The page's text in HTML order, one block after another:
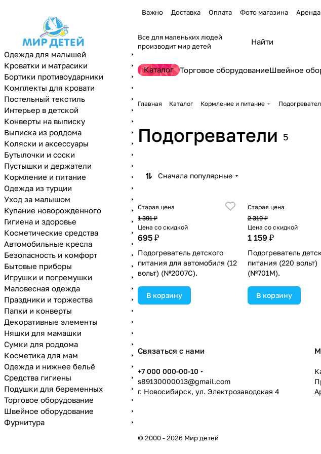
Важно Доставка Оплата Фото магазина Аренда
Все для маленьких людей
производит мир детей
Каталог Торговое оборудованиеШвейное
Главная Каталог Кормление и питание
Подогреватели 5
Сначала популярные
Старая цена
1 391 ₽
Цена со скидкой
695 ₽
Подогреватель детского
питания для автомобиля (12
вольт) (№2007С).
В корзину
Старая цена
2 319 ₽
Цена со скидкой
1 159 ₽
Подогреватель
питания (220 вольт)
(№701М).
В корзину
Связаться с нами
+7 000 000-00-10
s89130000013@gmail.com
г. Новосибирск, ул. Электрозаводская 4
© 2000 - 2026 Мир детей
Одежда для малышей
Кроватки и матрасики
Бортики противоударники
Комплекты для кровати
Постельный текстиль
Интерьер в детской
Конверты на выписку
Выписка из роддома
Коляски и аксессуары
Бутылочки и соски
Пустышки и держатели
Кормление и питание
Одежда из турции
Уход за малышом
Купание новорожденного
Гигиена и здоровье
Косметические средства
Автомобильные кресла
Безопасность и комфорт
Бытовые приборы
Игрушки и погремушки
Маловесная одежда
Праздники и торжества
Папки и конверты
Декоративные элементы
Няшки для мамашки
Сумки для роддома
Косметика для мам
Одежда и нижнее бельё
Средства гигиены
Подушки для беременных
Торговое оборудование
Швейное оборудование
Фурнитура